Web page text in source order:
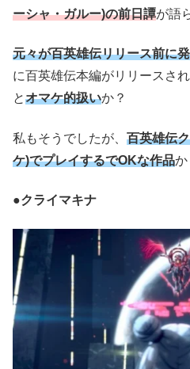
ーシャ・ガルー)の前日譚が語
元々が百英雄伝リリース前に
に百英雄伝本編がリリースさ
とオマケ的扱いか？
私もそうでしたが、 百英雄伝
ケ)でプレイするでOKな作品
●クライマキナ